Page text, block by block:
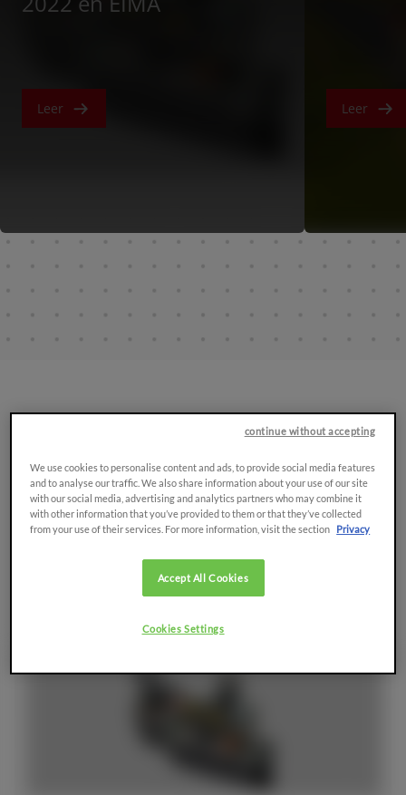
Leer Leer
Todos los artículos
We use cookies to personalise content and ads, to provide social media features
and to analyse our traffic. We also share information about your use of our site
with our social media, advertising and analytics partners who may combine it
with other information that you’ve provided to them or that they’ve collected
from your use of their services. For more information, visit the section
Privacy
continue without accepting
Accept All Cookies
Cookies Settings